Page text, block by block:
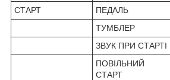
СТАРТ
ПЕДАЛЬ
ТУМБЛЕР
ЗВУК ПРИ СТАРТІ
ПОВІЛЬНИЙ
СТАРТ